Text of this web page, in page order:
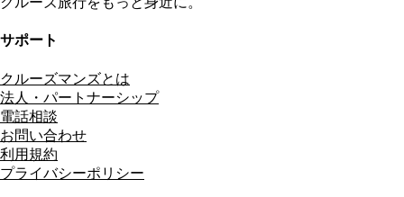
サポート
クルーズマンズとは
法人・パートナーシップ
電話相談
お問い合わせ
利用規約
プライバシーポリシー